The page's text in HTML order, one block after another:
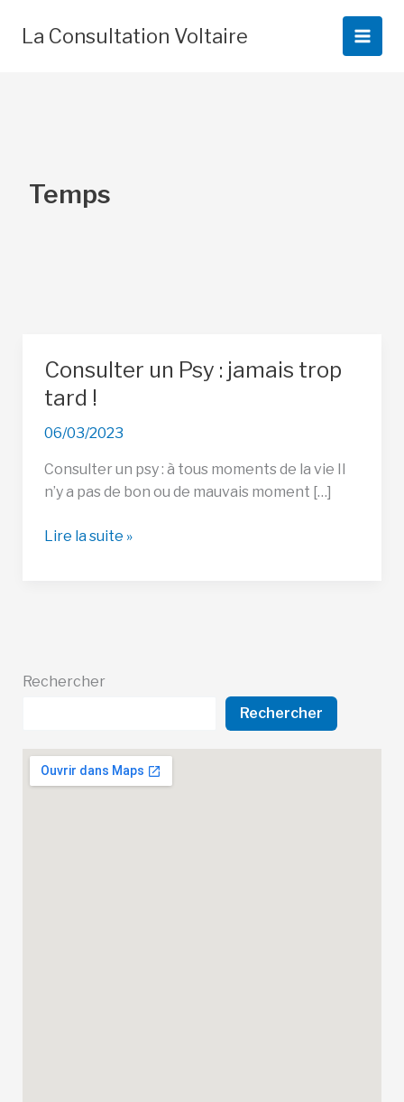
La Consultation Voltaire
Temps
Consulter un Psy : jamais trop
tard !
06/03/2023
Consulter un psy : à tous moments de la vie Il
n’y a pas de bon ou de mauvais moment […]
Consulter
Lire la suite »
Rechercher
Rechercher